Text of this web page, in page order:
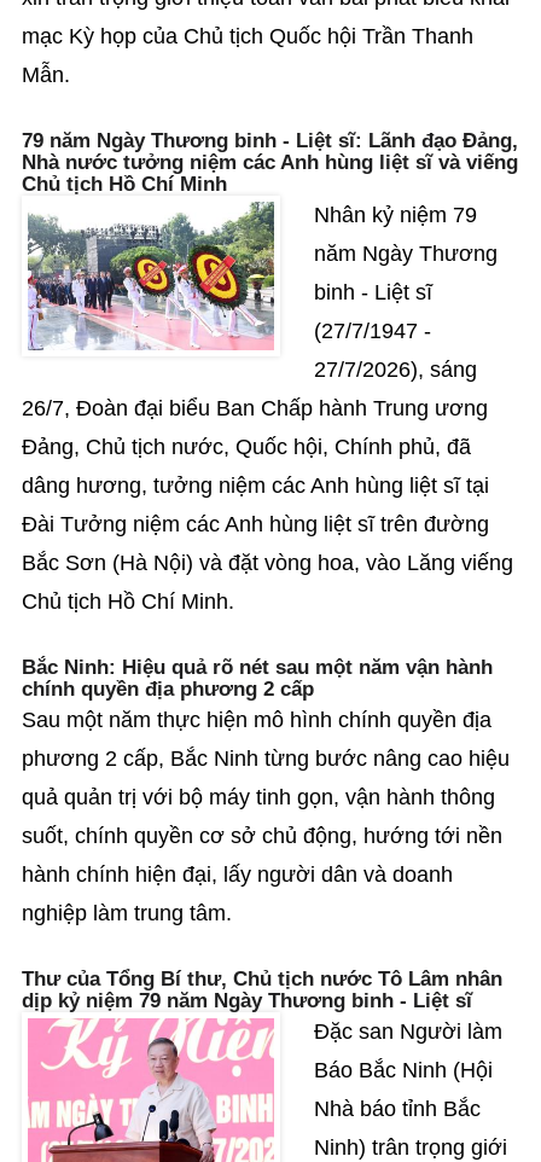
mạc Kỳ họp của Chủ tịch Quốc hội Trần Thanh
Mẫn.
79 năm Ngày Thương binh - Liệt sĩ: Lãnh đạo Đảng,
Nhà nước tưởng niệm các Anh hùng liệt sĩ và viếng
Chủ tịch Hồ Chí Minh
Nhân kỷ niệm 79
năm Ngày Thương
binh - Liệt sĩ
(27/7/1947 -
27/7/2026), sáng
26/7, Đoàn đại biểu Ban Chấp hành Trung ương
Đảng, Chủ tịch nước, Quốc hội, Chính phủ, đã
dâng hương, tưởng niệm các Anh hùng liệt sĩ tại
Đài Tưởng niệm các Anh hùng liệt sĩ trên đường
Bắc Sơn (Hà Nội) và đặt vòng hoa, vào Lăng viếng
Chủ tịch Hồ Chí Minh.
Bắc Ninh: Hiệu quả rõ nét sau một năm vận hành
chính quyền địa phương 2 cấp
Sau một năm thực hiện mô hình chính quyền địa
phương 2 cấp, Bắc Ninh từng bước nâng cao hiệu
quả quản trị với bộ máy tinh gọn, vận hành thông
suốt, chính quyền cơ sở chủ động, hướng tới nền
hành chính hiện đại, lấy người dân và doanh
nghiệp làm trung tâm.
Thư của Tổng Bí thư, Chủ tịch nước Tô Lâm nhân
dịp kỷ niệm 79 năm Ngày Thương binh - Liệt sĩ
Đặc san Người làm
Báo Bắc Ninh (Hội
Nhà báo tỉnh Bắc
Ninh) trân trọng giới